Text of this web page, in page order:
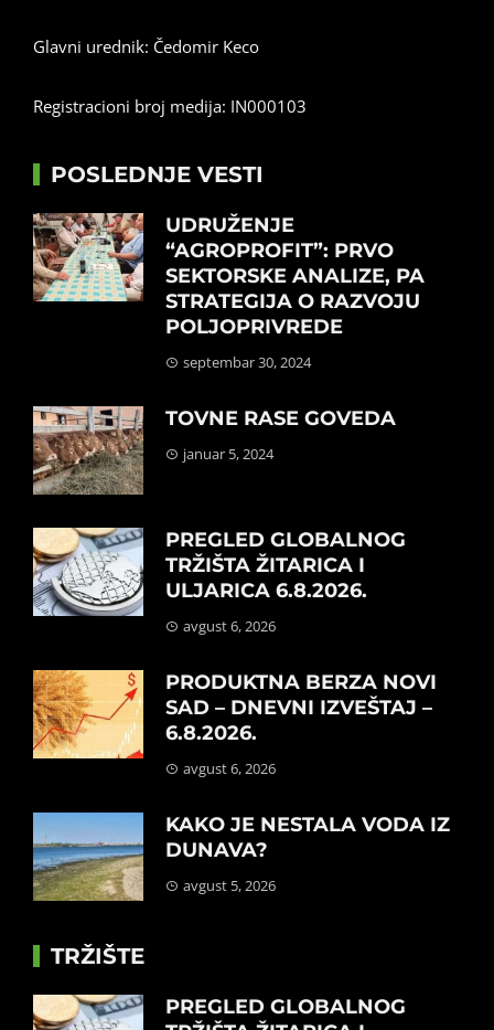
Glavni urednik: Čedomir Keco
Registracioni broj medija: IN000103
POSLEDNJE VESTI
UDRUŽENJE
“AGROPROFIT”: PRVO
SEKTORSKE ANALIZE, PA
STRATEGIJA O RAZVOJU
POLJOPRIVREDE
septembar 30, 2024
TOVNE RASE GOVEDA
januar 5, 2024
PREGLED GLOBALNOG
TRŽIŠTA ŽITARICA I
ULJARICA 6.8.2026.
avgust 6, 2026
PRODUKTNA BERZA NOVI
SAD – DNEVNI IZVEŠTAJ –
6.8.2026.
avgust 6, 2026
KAKO JE NESTALA VODA IZ
DUNAVA?
avgust 5, 2026
TRŽIŠTE
PREGLED GLOBALNOG